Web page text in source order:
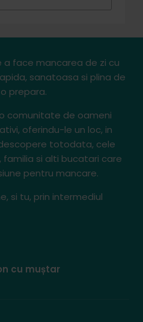
a face mancarea de zi cu
sanatoasa si plina de
prepara.
comunitate de oameni
oferindu-le un loc, in
totodata, cele
familia si alti bucatari care
pentru mancare.
si tu, prin intermediul
cu muștar